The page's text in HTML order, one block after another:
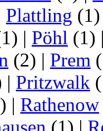
Plattling
| Pöhl (1)
(2) | Prem
| Pritzwalk
| Rathenow
(1) |